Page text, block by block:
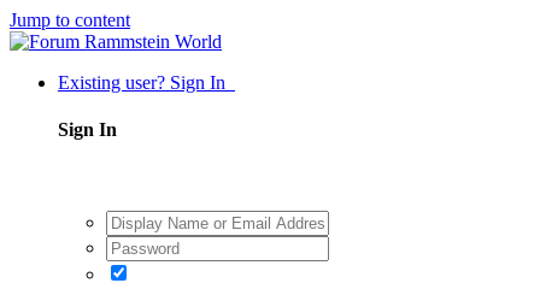
Jump to content
Existing user? Sign In
Sign In